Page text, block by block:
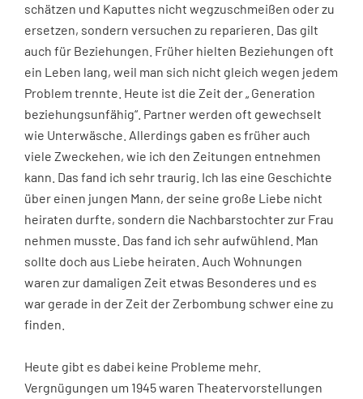
schätzen und Kaputtes nicht wegzuschmeißen oder zu
ersetzen, sondern versuchen zu reparieren. Das gilt
auch für Beziehungen. Früher hielten Beziehungen oft
ein Leben lang, weil man sich nicht gleich wegen jedem
Problem trennte. Heute ist die Zeit der „ Generation
beziehungsunfähig“. Partner werden oft gewechselt
wie Unterwäsche. Allerdings gaben es früher auch
viele Zweckehen, wie ich den Zeitungen entnehmen
kann. Das fand ich sehr traurig. Ich las eine Geschichte
über einen jungen Mann, der seine große Liebe nicht
heiraten durfte, sondern die Nachbarstochter zur Frau
nehmen musste. Das fand ich sehr aufwühlend. Man
sollte doch aus Liebe heiraten. Auch Wohnungen
waren zur damaligen Zeit etwas Besonderes und es
war gerade in der Zeit der Zerbombung schwer eine zu
finden.
Heute gibt es dabei keine Probleme mehr.
Vergnügungen um 1945 waren Theatervorstellungen